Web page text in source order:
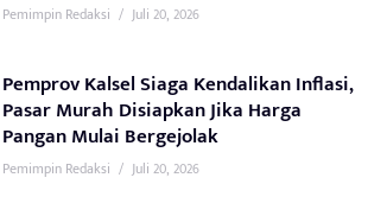
Pemimpin Redaksi / Juli 20, 2026
Pemprov Kalsel Siaga Kendalikan Inflasi,
Pasar Murah Disiapkan Jika Harga
Pangan Mulai Bergejolak
Pemimpin Redaksi / Juli 20, 2026